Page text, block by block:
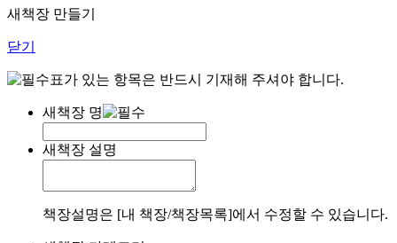
새책장 만들기
닫기
표가 있는 항목은 반드시 기재해 주셔야 합니다.
새책장 명
새책장 설명
책장설명은 [내 책장/책장목록]에서 수정할 수 있습니다.